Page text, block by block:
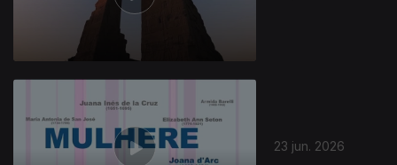
23 jun. 2026